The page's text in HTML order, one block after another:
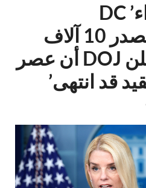
ترامب’s ‘لا هراء’ DC
crackdown يتصدر 10 آلاف
اعتقال بينما يعلن DOJ أن عصر
قد انتهى’